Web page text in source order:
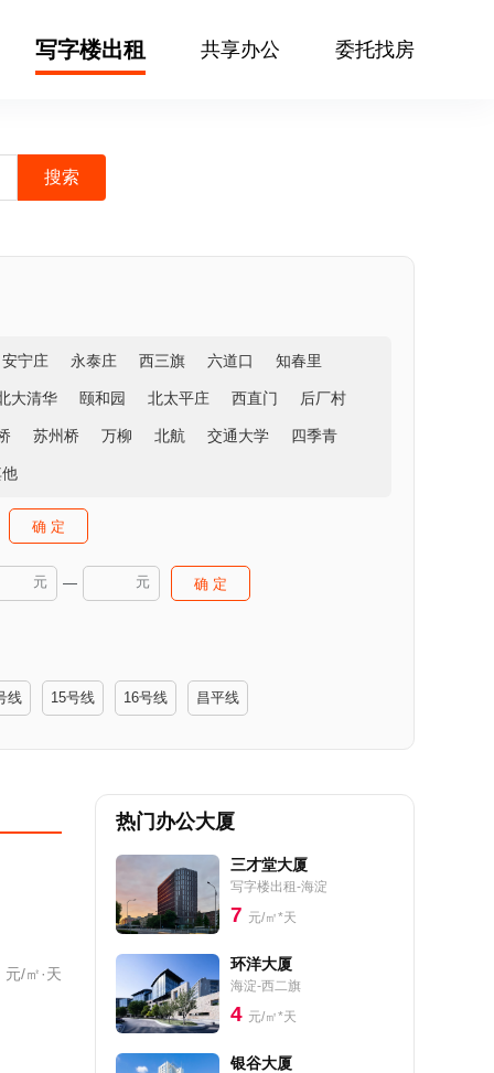
写字楼出租 共享办公 委托找房
安宁庄 永泰庄 西三旗 六道口 知春里
大清华 颐和园 北太平庄 西直门 后厂村
苏州桥 万柳 北航 交通大学 四季青
确 定
元 — 元 确 定
线 15号线 16号线 昌平线
元/㎡·天
热门办公大厦
三才堂大厦
写字楼出租-海淀
7 元/㎡*天
环洋大厦
海淀-西二旗
4 元/㎡*天
银谷大厦